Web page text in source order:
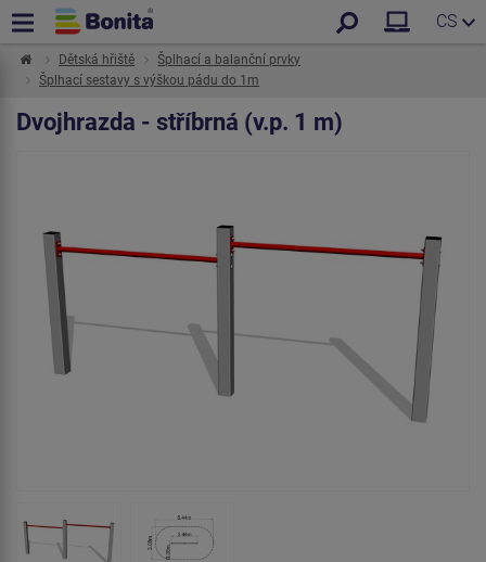
CS
Dětská hřiště
Šplhací a balanční prvky
Šplhací sestavy s výškou pádu do 1m
Dvojhrazda - stříbrná (v.p. 1 m)